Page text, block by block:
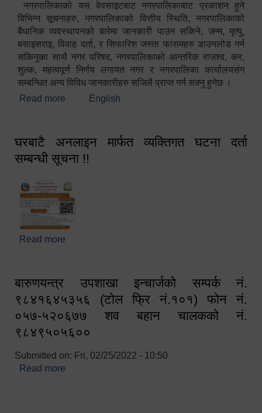
नगरपालिकाको यस वेवसाइटबाट नगरपालिकाबाट प्रकाशन हुने
विभिन्न सूचनाहरु, नगरपालिकाको वित्तीय स्थिति, नगरपालिकाको
बैधानिक व्यवस्थापनको बारेमा जानकारी पाउन सकिने, जन्म, मृत्यु,
बसाइसराइ, विवाह दर्ता, र सिफारिश जस्ता फारामहरु डाउनलोड गर्न
सकिनुका साथै नगर परिषद, नगरपालिकाको आन्तरिक राजश्व, कर,
शुल्क, महत्वपूर्ण निर्णय लगायत नगर र नगरपालिका कार्यालयसंग
सम्बन्धित अन्य विविध जानकारीहरु सजिलै प्राप्त गर्न सक्नु हुनेछ ।
Read more about स्वागतम!!!
English
घरबाटै अनलाइन मार्फत व्यक्तिगत घटना दर्ता
सम्बन्धी सूचना !!
Read more
बारुणयन्त्र उपशाखा इन्चार्जको सम्पर्क नं.
९८४१६४५३५६ (टोल फ्रि नं.१०१) फोन नं.
०५७-५२०६७७ शव बहान चालकको नं.
९८४९५०५६००
Submitted on: Fri, 02/25/2022 - 10:50
Read more